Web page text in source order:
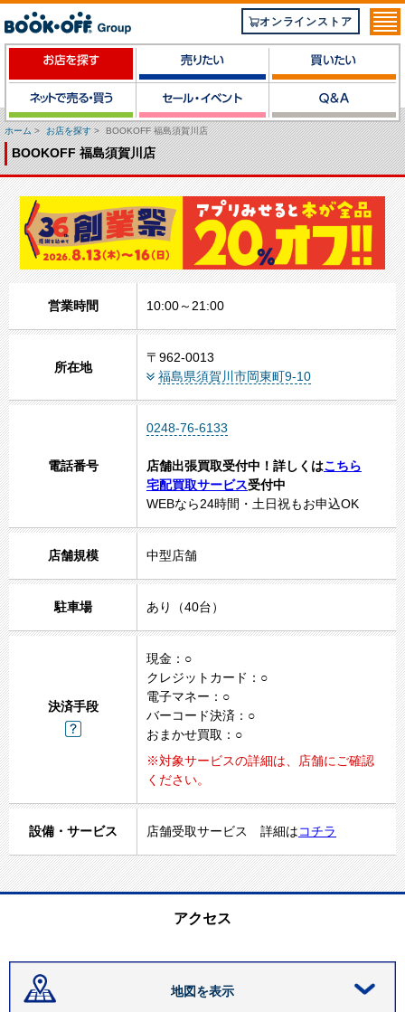
オンラインストア
ホーム> お店を探す> BOOKOFF 福島須賀川店
BOOKOFF 福島須賀川店
営業時間 10:00～21:00
所在地
〒962-0013
福島県須賀川市岡東町9-10
電話番号
0248-76-6133
店舗出張買取受付中！詳しくはこちら
宅配買取サービス受付中
WEBなら24時間・土日祝もお申込OK
店舗規模 中型店舗
駐車場 あり（40台）
決済手段
現金：○
クレジットカード：○
電子マネー：○
バーコード決済：○
おまかせ買取：○
※対象サービスの詳細は、店舗にご確認
ください。
設備・サービス 店舗受取サービス 詳細はコチラ
アクセス
地図を表示